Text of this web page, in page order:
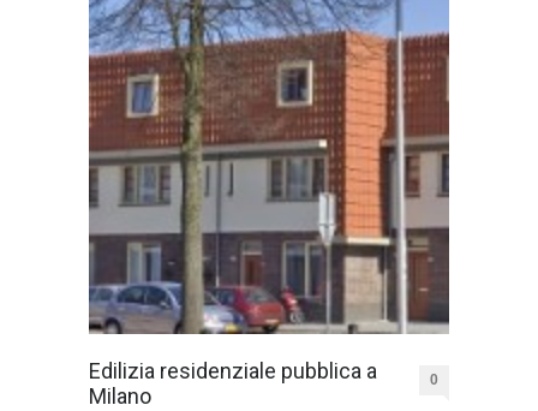
Edilizia residenziale pubblica a
Milano
0